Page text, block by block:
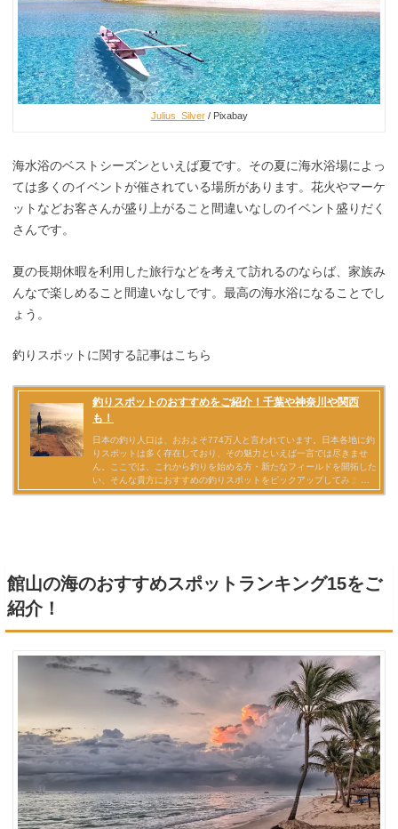
Julius_Silver/ Pixabay
海水浴のベストシーズンといえば夏です。その夏に海水浴場によっ
ては多くのイベントが催されている場所があります。花火やマーケ
ットなどお客さんが盛り上がること間違いなしのイベント盛りだく
さんです。
夏の長期休暇を利用した旅行などを考えて訪れるのならば、家族み
んなで楽しめること間違いなしです。最高の海水浴になることでし
ょう。
釣りスポットに関する記事はこちら
館山の海のおすすめスポットランキング15をご
紹介！